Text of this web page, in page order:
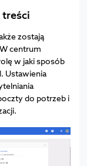
treści
zostają
centrum
w jaki sposób
Ustawienia
do potrzeb i